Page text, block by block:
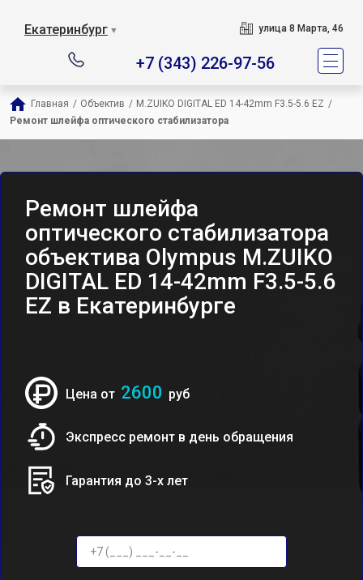
Екатеринбург ▼ улица 8 Марта, 46
+7 (343) 226-97-56
Главная / Объектив / M.ZUIKO DIGITAL ED 14-42mm F3.5-5.6 EZ /
Ремонт шлейфа оптического стабилизатора
Ремонт шлейфа
оптического стабилизатора
объектива Olympus M.ZUIKO
DIGITAL ED 14-42mm F3.5-5.6
EZ в Екатеринбурге
Цена от 2600 руб
Экспресс ремонт в день обращения
Гарантия до 3-х лет